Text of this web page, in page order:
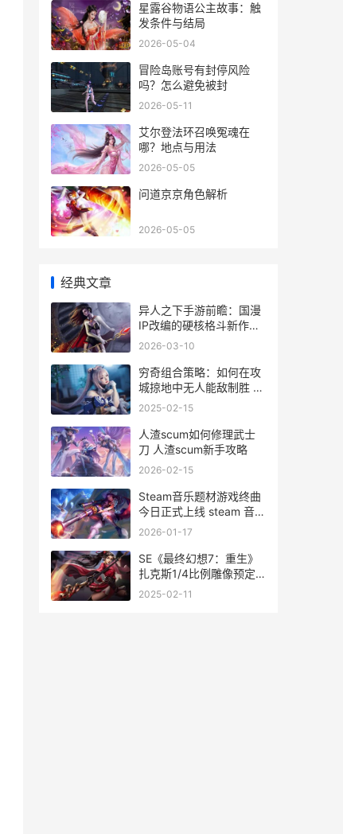
星露谷物语公主故事：触
发条件与结局
2026-05-04
冒险岛账号有封停风险
吗？怎么避免被封
2026-05-11
艾尔登法环召唤冤魂在
哪？地点与用法
2026-05-05
问道京京角色解析
2026-05-05
经典文章
异人之下手游前瞻：国漫
IP改编的硬核格斗新作，
预约破2500万 异人之下
2026-03-10
穷奇组合策略：如何在攻
城掠地中无人能敌制胜 什
么是穷奇
2025-02-15
人渣scum如何修理武士
刀 人渣scum新手攻略
2026-02-15
Steam音乐题材游戏终曲
今日正式上线 steam 音乐
类游戏
2026-01-17
SE《最终幻想7：重生》
扎克斯1/4比例雕像预定
开启 ryona最终幻想7
2025-02-11